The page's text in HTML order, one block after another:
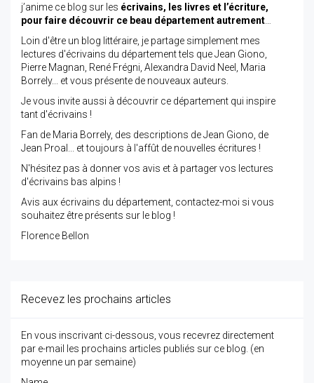
j’anime ce blog sur les écrivains, les livres et l’écriture,
pour faire découvrir ce beau département autrement
Loin d'être un blog littéraire, je partage simplement mes
lectures d'écrivains du département tels que Jean Giono,
Pierre Magnan, René Frégni, Alexandra David Neel, Maria
Borrely... et vous présente de nouveaux auteurs.
Je vous invite aussi à découvrir ce département qui inspire
tant d'écrivains !
Fan de Maria Borrely, des descriptions de Jean Giono, de
Jean Proal... et toujours à l'affût de nouvelles écritures !
N'hésitez pas à donner vos avis et à partager vos lectures
d'écrivains bas alpins !
Avis aux écrivains du département, contactez-moi si vous
souhaitez être présents sur le blog !
Florence Bellon
Recevez les prochains articles
En vous inscrivant ci-dessous, vous recevrez directement
par e-mail les prochains articles publiés sur ce blog. (en
moyenne un par semaine)